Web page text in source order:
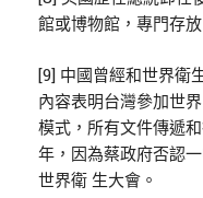
館或博物館，專門存
[9] 中國曾經和世界衛
內容表明台灣參加世
模式，所有文件傳遞
年，因為蔡政府否認
世界衛 生大會。